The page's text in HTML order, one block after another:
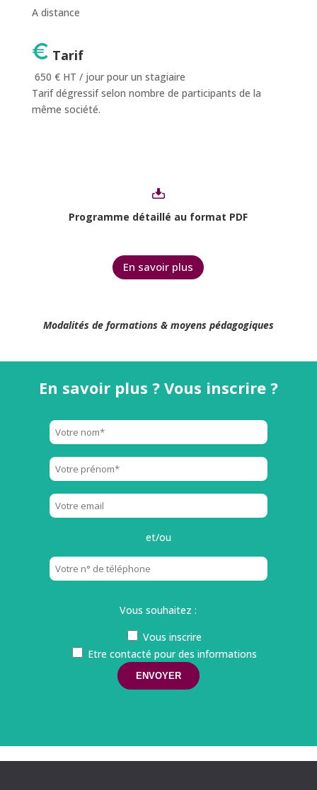
A distance
Tarif
650 € HT / jour pour un stagiaire
Tarif dégressif selon nombre de participants de la
même société.
Programme détaillé au format PDF
En savoir plus
Modalités de formations & moyens pédagogiques
En savoir plus ? Vous inscrire ?
et/ou
Vous souhaitez :
Vous inscrire
Etre contacté pour des informations